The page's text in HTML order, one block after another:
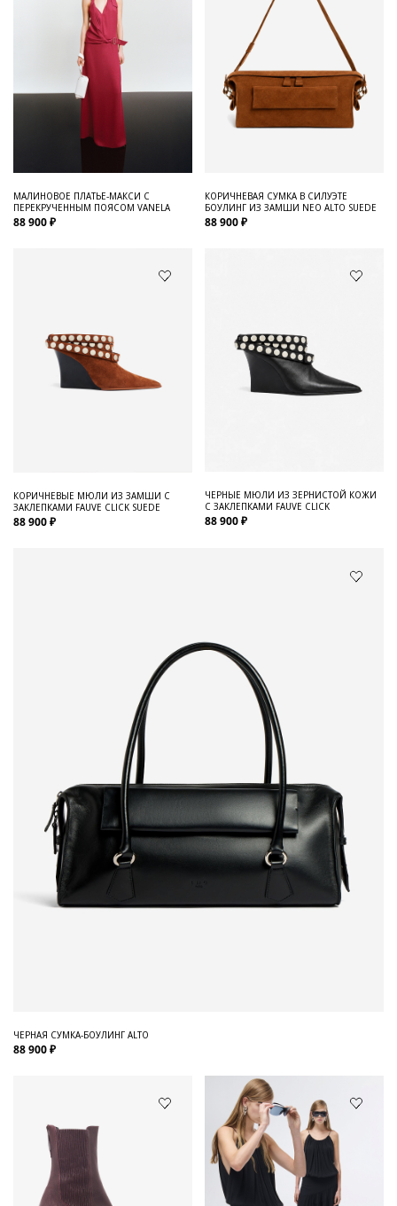
МАЛИНОВОЕ ПЛАТЬЕ-МАКСИ С
ПЕРЕКРУЧЕННЫМ ПОЯСОМ VANELA
88 900 ₽
КОРИЧНЕВАЯ СУМКА В СИЛУЭТЕ
БОУЛИНГ ИЗ ЗАМШИ NEO ALTO SUEDE
88 900 ₽
КОРИЧНЕВЫЕ МЮЛИ ИЗ ЗАМШИ С
ЗАКЛЕПКАМИ FAUVE CLICK SUEDE
88 900 ₽
ЧЕРНЫЕ МЮЛИ ИЗ ЗЕРНИСТОЙ КОЖИ
С ЗАКЛЕПКАМИ FAUVE CLICK
88 900 ₽
ЧЕРНАЯ СУМКА-БОУЛИНГ ALTO
88 900 ₽